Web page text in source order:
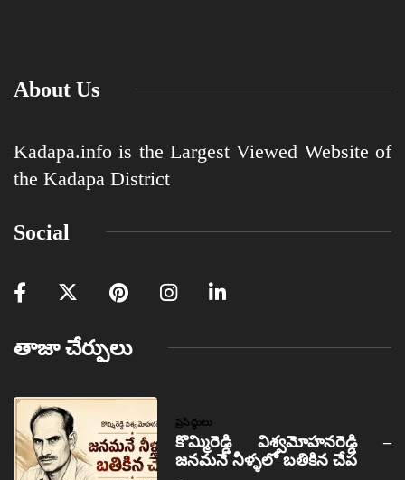
About Us
Kadapa.info is the Largest Viewed Website of
the Kadapa District
Social
తాజా చేర్పులు
ప్రసిద్ధులు
కొమ్మిరెడ్డి విశ్వమోహనరెడ్డి –
జనమనే నీళ్ళలో బతికిన చేప